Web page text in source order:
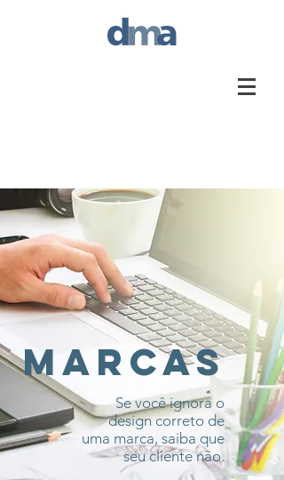
marcas
Se você ignora o
design correto de
uma marca, saiba que
seu cliente não.